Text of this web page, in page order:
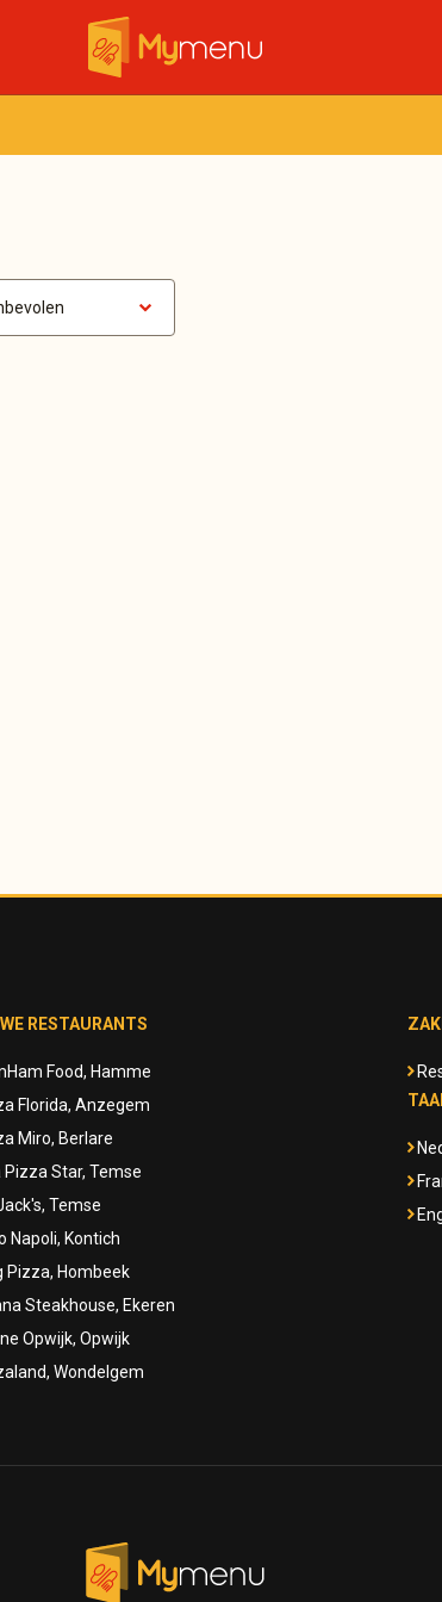
RESTAURANTS
Food, Hamme
Florida, Anzegem
Miro, Berlare
Pizza Star, Temse
Temse
Napoli, Kontich
Pizza, Hombeek
Steakhouse, Ekeren
Opwijk, Opwijk
Wondelgem